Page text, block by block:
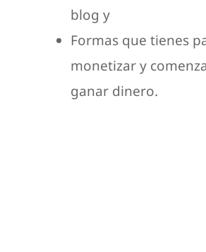
blog y
Formas que tienes
monetizar y
ganar dinero.